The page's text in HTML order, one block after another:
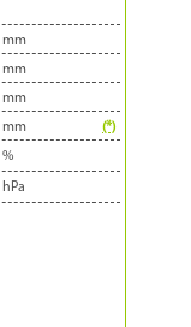
mm
mm
mm
mm
(*)
%
hPa